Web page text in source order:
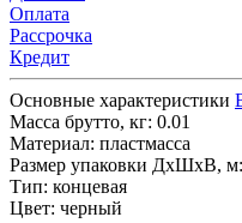
Оплата
Рассрочка
Кредит
Основные характеристики
Масса брутто, кг: 0.01
Материал: пластмасса
Размер упаковки ДхШхВ, м:
Тип: концевая
Цвет: черный